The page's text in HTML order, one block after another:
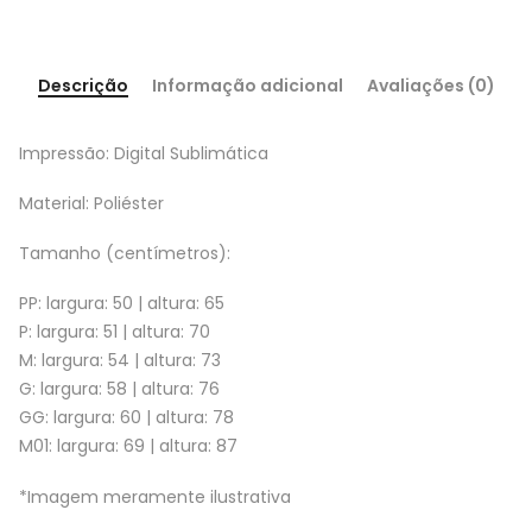
Descrição Informação adicional Avaliações (0)
Impressão: Digital Sublimática
Material: Poliéster
Tamanho (centímetros):
PP: largura: 50 | altura: 65
P: largura: 51 | altura: 70
M: largura: 54 | altura: 73
G: largura: 58 | altura: 76
GG: largura: 60 | altura: 78
M01: largura: 69 | altura: 87
*Imagem meramente ilustrativa